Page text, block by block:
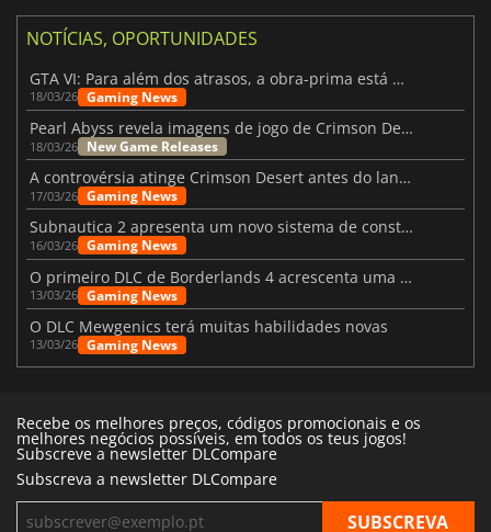
NOTÍCIAS, OPORTUNIDADES
GTA VI: Para além dos atrasos, a obra-prima está quase a chegar
18/03/26 Gaming News
Pearl Abyss revela imagens de jogo de Crimson Desert para a PS5
18/03/26 New Game Releases
A controvérsia atinge Crimson Desert antes do lançamento
17/03/26 Gaming News
Subnautica 2 apresenta um novo sistema de construção de bases
16/03/26 Gaming News
O primeiro DLC de Borderlands 4 acrescenta uma nova personagem e muito mais
13/03/26 Gaming News
O DLC Mewgenics terá muitas habilidades novas
13/03/26 Gaming News
Recebe os melhores preços, códigos promocionais e os
melhores negócios possíveis, em todos os teus jogos!
Subscreve a newsletter DLCompare
Subscreva a newsletter DLCompare